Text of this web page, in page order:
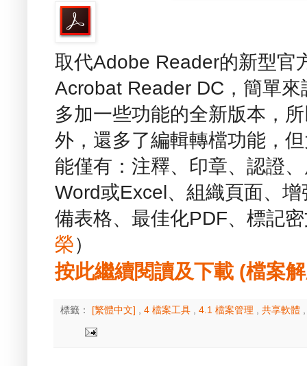
取代Adobe Reader的新型官
Acrobat Reader DC，簡單
多加一些功能的全新版本，
外，還多了編輯轉檔功能，
能僅有：注釋、印章、認證
Word或Excel、組織頁面、
備表格、最佳化PDF、標記
榮）
按此繼續閱讀及下載 (檔案
標籤： [繁體中文] 4 檔案工具 4.1 檔案管理 共享軟體